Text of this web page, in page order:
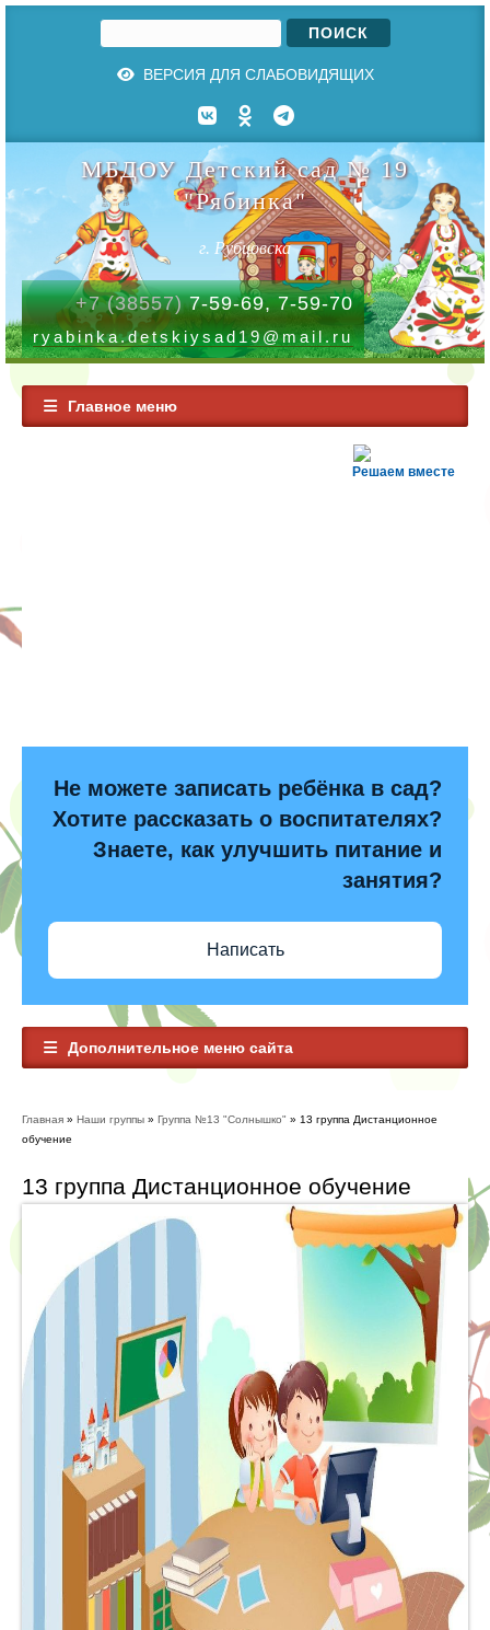
Форма поиска
ВЕРСИЯ ДЛЯ СЛАБОВИДЯЩИХ
МБДОУ Детский сад № 19
"Рябинка"
г. Рубцовска
+7 (38557)7-59-69, 7-59-70
ryabinka.detskiysad19@mail.ru
Главное меню
Решаем вместе
Не можете записать ребёнка в сад?
Хотите рассказать о воспитателях?
Знаете, как улучшить питание и
занятия?
Написать
Дополнительное меню сайта
Главная » Наши группы » Группа №13 "Солнышко" » 13 группа Дистанционное
обучение
13 группа Дистанционное обучение